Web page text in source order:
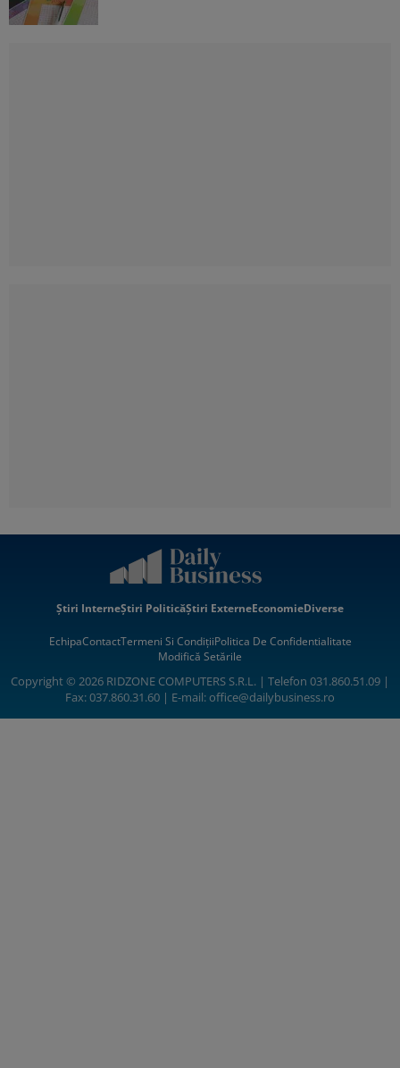
Știri InterneȘtiri PoliticăȘtiri ExterneEconomieDiverse
EchipaContactTermeni Si CondițiiPolitica De Confidentialitate
Modifică Setările
Copyright © 2026 RIDZONE COMPUTERS S.R.L. | Telefon 031.860.51.09 |
Fax: 037.860.31.60 | E-mail:office@dailybusiness.ro